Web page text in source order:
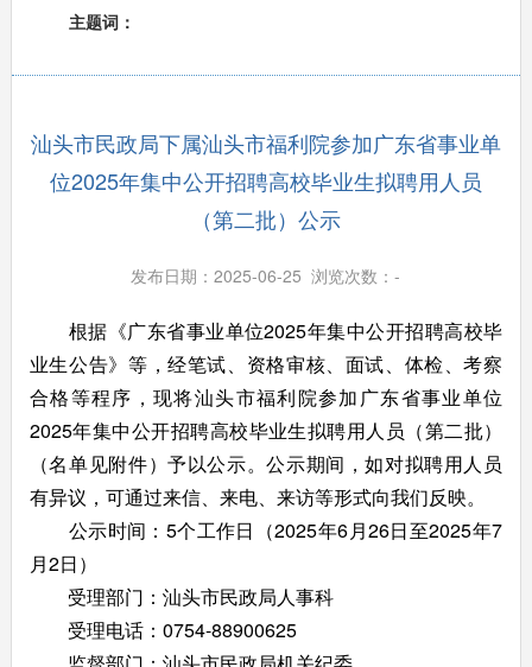
主题词：
汕头市民政局下属汕头市福利院参加广东省事业单
位2025年集中公开招聘高校毕业生拟聘用人员
（第二批）公示
发布日期：2025-06-25 浏览次数：-
根据《广东省事业单位2025年集中公开招聘高校毕
业生公告》等，经笔试、资格审核、面试、体检、考察
合格等程序，现将汕头市福利院参加广东省事业单位
2025年集中公开招聘高校毕业生拟聘用人员（第二批）
（名单见附件）予以公示。公示期间，如对拟聘用人员
有异议，可通过来信、来电、来访等形式向我们反映。
公示时间：5个工作日（2025年6月26日至2025年7
月2日）
受理部门：汕头市民政局人事科
受理电话：0754-88900625